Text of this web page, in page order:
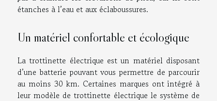
étanches à l’eau et aux éclaboussures.
Un matériel confortable et écologique
La trottinette électrique est un matériel disposant
d’une batterie pouvant vous permettre de parcourir
au moins 30 km. Certaines marques ont intégré à
leur modèle de trottinette électrique le système de